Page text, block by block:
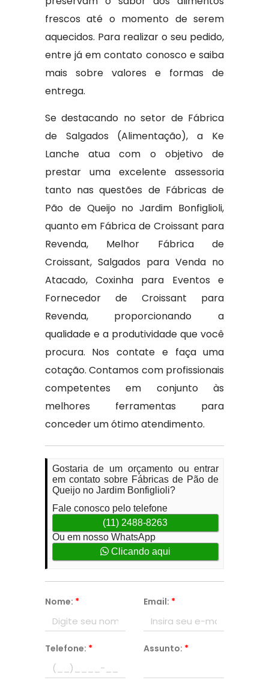
frescos até o momento de serem
aquecidos. Para realizar o seu pedido,
entre já em contato conosco e saiba
mais sobre valores e formas de
entrega.
Se destacando no setor de Fábrica
de Salgados (Alimentação), a Ke
Lanche atua com o objetivo de
prestar uma excelente assessoria
tanto nas questões de Fábricas de
Pão de Queijo no Jardim Bonfiglioli,
quanto em Fábrica de Croissant para
Revenda, Melhor Fábrica de
Croissant, Salgados para Venda no
Atacado, Coxinha para Eventos e
Fornecedor de Croissant para
Revenda, proporcionando a
qualidade e a produtividade que você
procura. Nos contate e faça uma
cotação. Contamos com profissionais
competentes em conjunto às
melhores ferramentas para
conceder um ótimo atendimento.
Gostaria de um orçamento ou entrar
em contato sobre Fábricas de Pão de
Queijo no Jardim Bonfiglioli?
Fale conosco pelo telefone
(11) 2488-8263
Ou em nosso WhatsApp
Clicando aqui
Nome: * Email: *
Telefone: * Assunto: *